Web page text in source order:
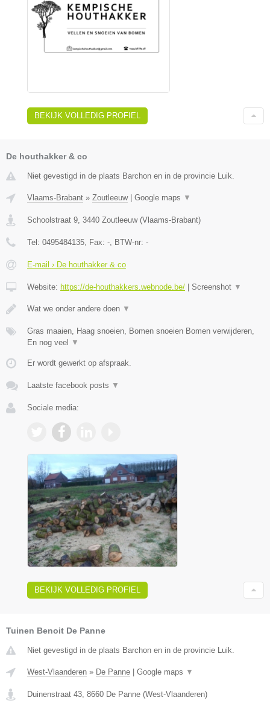
BEKIJK VOLLEDIG PROFIEL
De houthakker & co
Niet gevestigd in de plaats Barchon en in de provincie Luik.
Vlaams-Brabant » Zoutleeuw| Google maps ▼
Schoolstraat 9, 3440 Zoutleeuw(Vlaams-Brabant)
Tel: 0495484135, Fax: -, BTW-nr: -
E-mail › De houthakker & co
Website: https://de-houthakkers.webnode.be/ Screenshot ▼
Wat we onder andere doen ▼
Gras maaien, Haag snoeien, Bomen snoeien Bomen verwijderen,
En nog veel
▼
Er wordt gewerkt op afspraak.
Laatste facebook posts ▼
Sociale media:
BEKIJK VOLLEDIG PROFIEL
Tuinen Benoit De Panne
Niet gevestigd in de plaats Barchon en in de provincie Luik.
West-Vlaanderen » De Panne Google maps ▼
Duinenstraat 43 8660 De Panne (West-Vlaanderen)